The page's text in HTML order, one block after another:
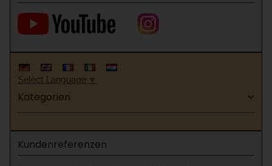
Select Language ▼
Kategorien
Kundenreferenzen